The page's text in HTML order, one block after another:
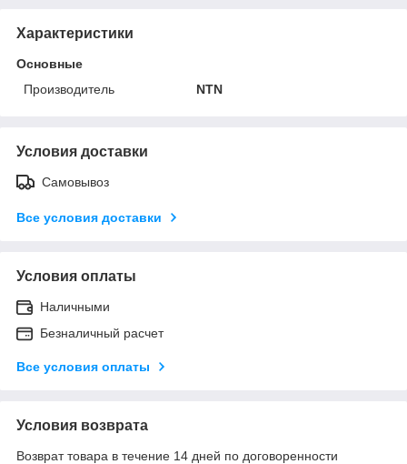
Характеристики
Основные
Производитель
NTN
Условия доставки
Самовывоз
Все условия доставки
Условия оплаты
Наличными
Безналичный расчет
Все условия оплаты
Условия возврата
Возврат товара в течение 14 дней по договоренности